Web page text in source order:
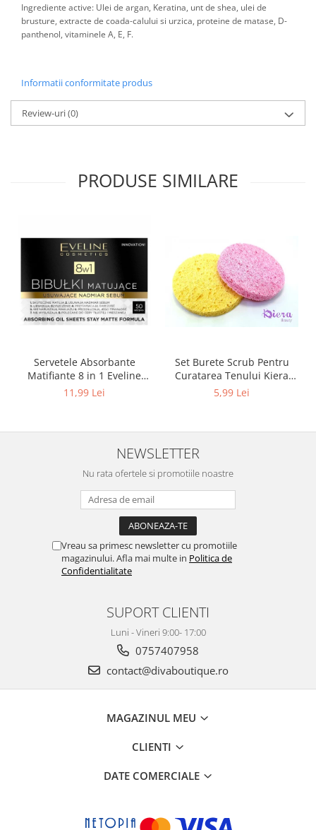
Ingrediente active: Ulei de argan, Keratina, unt de shea, ulei de
brusture, extracte de coada-calului si urzica, proteine de matase, D-
panthenol, vitaminele A, E, F.
Informatii conformitate produs
Review-uri(0)
PRODUSE SIMILARE
Servetele Absorbante
Matifiante 8 in 1 Eveline
Cosmetics
11,99 Lei
Set Burete Scrub Pentru
Curatarea Tenului Kiera
Beauty
5,99 Lei
NEWSLETTER
Nu rata ofertele si promotiile noastre
Vreau sa primesc newsletter cu promotiile
magazinului. Afla mai multe in Politica de
Confidentialitate
SUPORT CLIENTI
Luni - Vineri 9:00- 17:00
0757407958
contact@divaboutique.ro
MAGAZINUL MEU
CLIENTI
DATE COMERCIALE